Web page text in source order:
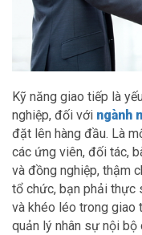
Kỹ năng giao tiếp là
nghiệp, đối với ngành
đặt lên hàng đầu. Là
các ứng viên, đối tác,
và đồng nghiệp, thậm
tổ chức, bạn phải thực
và khéo léo trong giao
quản lý nhân sự nội bộ